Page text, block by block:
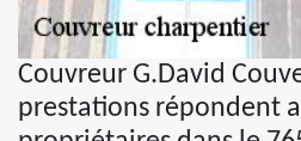
Couvreur G.David
prestations répondent